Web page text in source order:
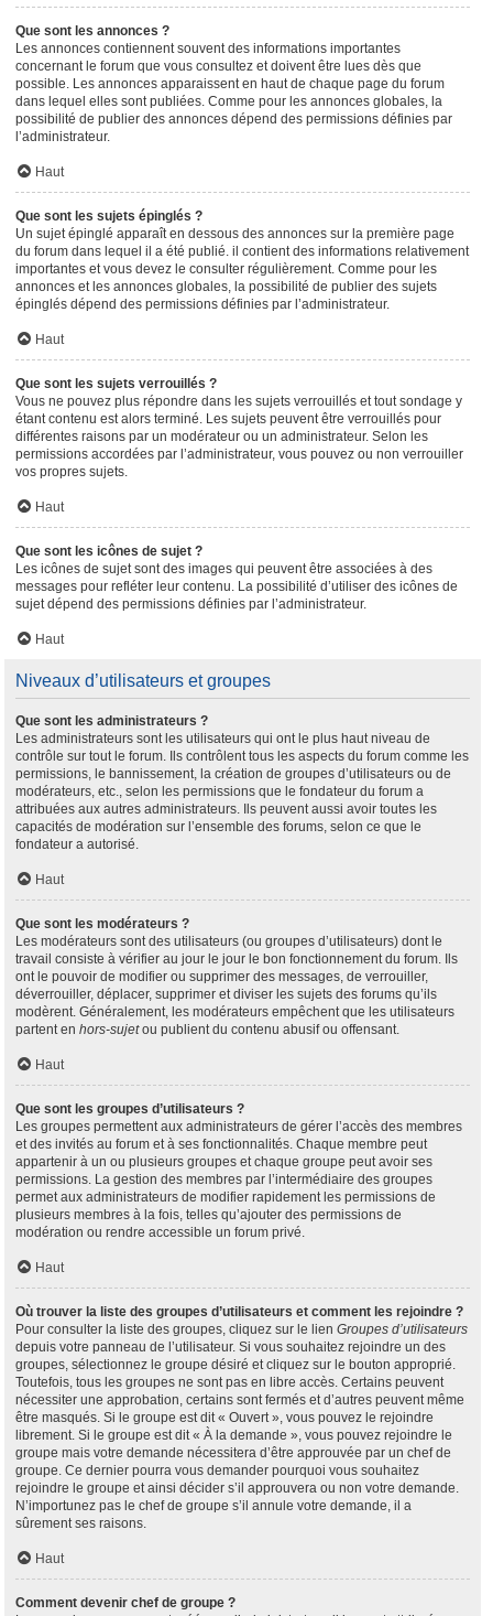
Que sont les annonces ?
Les annonces contiennent souvent des informations importantes
concernant le forum que vous consultez et doivent être lues dès que
possible. Les annonces apparaissent en haut de chaque page du forum
dans lequel elles sont publiées. Comme pour les annonces globales, la
possibilité de publier des annonces dépend des permissions définies par
l’administrateur.
Haut
Que sont les sujets épinglés ?
Un sujet épinglé apparaît en dessous des annonces sur la première page
du forum dans lequel il a été publié. il contient des informations relativement
importantes et vous devez le consulter régulièrement. Comme pour les
annonces et les annonces globales, la possibilité de publier des sujets
épinglés dépend des permissions définies par l’administrateur.
Haut
Que sont les sujets verrouillés ?
Vous ne pouvez plus répondre dans les sujets verrouillés et tout sondage y
étant contenu est alors terminé. Les sujets peuvent être verrouillés pour
différentes raisons par un modérateur ou un administrateur. Selon les
permissions accordées par l’administrateur, vous pouvez ou non verrouiller
vos propres sujets.
Haut
Que sont les icônes de sujet ?
Les icônes de sujet sont des images qui peuvent être associées à des
messages pour refléter leur contenu. La possibilité d’utiliser des icônes de
sujet dépend des permissions définies par l’administrateur.
Haut
Niveaux d’utilisateurs et groupes
Que sont les administrateurs ?
Les administrateurs sont les utilisateurs qui ont le plus haut niveau de
contrôle sur tout le forum. Ils contrôlent tous les aspects du forum comme les
permissions, le bannissement, la création de groupes d’utilisateurs ou de
modérateurs, etc., selon les permissions que le fondateur du forum a
attribuées aux autres administrateurs. Ils peuvent aussi avoir toutes les
capacités de modération sur l’ensemble des forums, selon ce que le
fondateur a autorisé.
Haut
Que sont les modérateurs ?
Les modérateurs sont des utilisateurs (ou groupes d’utilisateurs) dont le
travail consiste à vérifier au jour le jour le bon fonctionnement du forum. Ils
ont le pouvoir de modifier ou supprimer des messages, de verrouiller,
déverrouiller, déplacer, supprimer et diviser les sujets des forums qu’ils
modèrent. Généralement, les modérateurs empêchent que les utilisateurs
partent en hors-sujetou publient du contenu abusif ou offensant.
Haut
Que sont les groupes d’utilisateurs ?
Les groupes permettent aux administrateurs de gérer l’accès des membres
et des invités au forum et à ses fonctionnalités. Chaque membre peut
appartenir à un ou plusieurs groupes et chaque groupe peut avoir ses
permissions. La gestion des membres par l’intermédiaire des groupes
permet aux administrateurs de modifier rapidement les permissions de
plusieurs membres à la fois, telles qu’ajouter des permissions de
modération ou rendre accessible un forum privé.
Haut
Où trouver la liste des groupes d’utilisateurs et comment les rejoindre ?
Pour consulter la liste des groupes, cliquez sur le lien Groupes d’utilisateurs
depuis votre panneau de l’utilisateur. Si vous souhaitez rejoindre un des
groupes, sélectionnez le groupe désiré et cliquez sur le bouton approprié.
Toutefois, tous les groupes ne sont pas en libre accès. Certains peuvent
nécessiter une approbation, certains sont fermés et d’autres peuvent même
être masqués. Si le groupe est dit « Ouvert », vous pouvez le rejoindre
librement. Si le groupe est dit « À la demande », vous pouvez rejoindre le
groupe mais votre demande nécessitera d’être approuvée par un chef de
groupe. Ce dernier pourra vous demander pourquoi vous souhaitez
rejoindre le groupe et ainsi décider s’il approuvera ou non votre demande.
N’importunez pas le chef de groupe s’il annule votre demande, il a
sûrement ses raisons.
Haut
Comment devenir chef de groupe ?